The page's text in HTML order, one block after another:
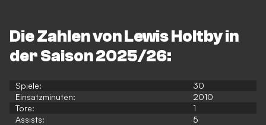
Die Zahlen von Lewis Holtby in
der Saison 2025/26:
Spiele:
30
Einsatzminuten:
2010
Tore:
1
Assists:
5